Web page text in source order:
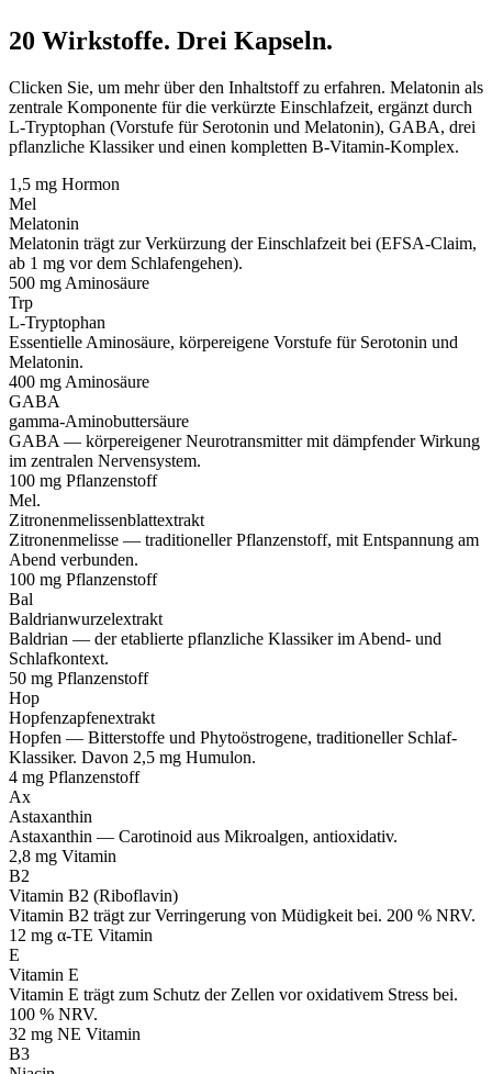
20 Wirkstoffe. Drei Kapseln.
Clicken Sie, um mehr über den Inhaltstoff zu erfahren. Melatonin als
zentrale Komponente für die verkürzte Einschlafzeit, ergänzt durch
L-Tryptophan (Vorstufe für Serotonin und Melatonin), GABA, drei
pflanzliche Klassiker und einen kompletten B-Vitamin-Komplex.
1,5 mg Hormon
Mel
Melatonin
Melatonin trägt zur Verkürzung der Einschlafzeit bei (EFSA-Claim,
ab 1 mg vor dem Schlafengehen).
500 mg Aminosäure
Trp
L-Tryptophan
Essentielle Aminosäure, körpereigene Vorstufe für Serotonin und
Melatonin.
400 mg Aminosäure
GABA
gamma-Aminobuttersäure
GABA — körpereigener Neurotransmitter mit dämpfender Wirkung
im zentralen Nervensystem.
100 mg Pflanzenstoff
Mel.
Zitronenmelissenblattextrakt
Zitronenmelisse — traditioneller Pflanzenstoff, mit Entspannung am
Abend verbunden.
100 mg Pflanzenstoff
Bal
Baldrianwurzelextrakt
Baldrian — der etablierte pflanzliche Klassiker im Abend- und
Schlafkontext.
50 mg Pflanzenstoff
Hop
Hopfenzapfenextrakt
Hopfen — Bitterstoffe und Phytoöstrogene, traditioneller Schlaf-
Klassiker. Davon 2,5 mg Humulon.
4 mg Pflanzenstoff
Ax
Astaxanthin
Astaxanthin — Carotinoid aus Mikroalgen, antioxidativ.
2,8 mg Vitamin
B2
Vitamin B2 (Riboflavin)
Vitamin B2 trägt zur Verringerung von Müdigkeit bei. 200 % NRV.
12 mg α-TE Vitamin
E
Vitamin E
Vitamin E trägt zum Schutz der Zellen vor oxidativem Stress bei.
100 % NRV.
32 mg NE Vitamin
B3